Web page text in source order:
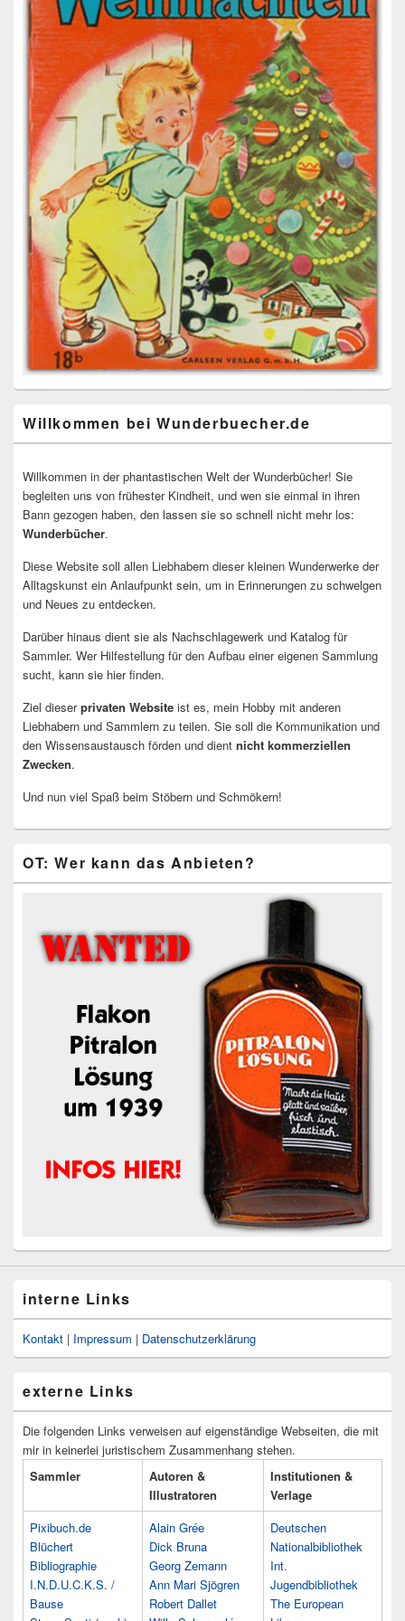
Willkommen bei Wunderbuecher.de
Willkommen in der phantastischen Welt der Wunderbücher! Sie
begleiten uns von frühester Kindheit, und wen sie einmal in ihren
Bann gezogen haben, den lassen sie so schnell nicht mehr los:
Wunderbücher.
Diese Website soll allen Liebhabern dieser kleinen Wunderwerke der
Alltagskunst ein Anlaufpunkt sein, um in Erinnerungen zu schwelgen
und Neues zu entdecken.
Darüber hinaus dient sie als Nachschlagewerk und Katalog für
Sammler. Wer Hilfestellung für den Aufbau einer eigenen Sammlung
sucht, kann sie hier finden.
Ziel dieserprivaten Website ist es, mein Hobby mit anderen
Liebhabern und Sammlern zu teilen. Sie soll die Kommunikation und
den Wissensaustausch förden und dient nicht kommerziellen
Zwecken.
Und nun viel Spaß beim Stöbern und Schmökern!
OT: Wer kann das Anbieten?
interne Links
Kontakt | Impressum | Datenschutzerklärung
externe Links
Die folgenden Links verweisen auf eigenständige Webseiten, die mit
mir in keinerlei juristischem Zusammenhang stehen.
Sammler
Autoren &
Illustratoren
Institutionen &
Verlage
Pixibuch.de
Blüchert
Bibliographie
I.N.D.U.C.K.S. /
Bause
Alain Grée
Dick Bruna
Georg Zemann
Ann Mari Sjögren
Robert Dallet
Deutschen
Nationalbibliothek
Int.
Jugendbibliothek
The European